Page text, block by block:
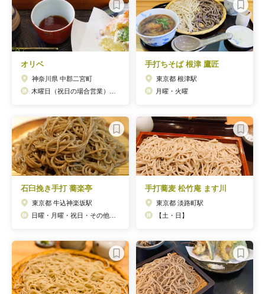
オリベ
神奈川県 中郡二宮町
手打ちそば 根津 鷹匠
東京都 根津駅
月曜・火曜
石臼挽き手打 蕎楽亭
東京都 牛込神楽坂駅
手打蕎麦 松竹庵 ます川
東京都 淡路町駅
【土・日】